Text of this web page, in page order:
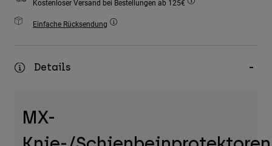
Zubehör
Hüte & Mützen
Kostenloser Versand bei Bestellungen ab 125€
Einfache Rücksendung
Details
MX-